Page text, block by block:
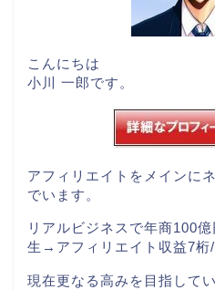
こんにちは
小川 一郎です。
アフィリエイトをメインに
でいます。
リアルビジネスで年商100
生→アフィリエイト収益7桁
現在更なる高みを目指してい